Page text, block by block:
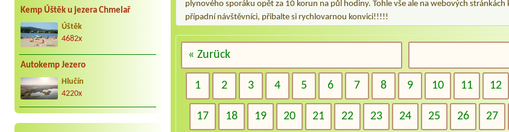
Kemp Úštěk u jezera Chmelař
Úštěk
4682x
Autokemp Jezero
Hlučín
4220x
plynového sporáku opět za 10 korun na půl hodiny. Tohle vše ale na webových
případní návštěvníci, přibalte si rychlovarnou konvici!!!!!
« Zurück
1 2 3 4 5 6 7 8 9 10 11 12
17 18 19 20 21 22 23 24 25 26 27